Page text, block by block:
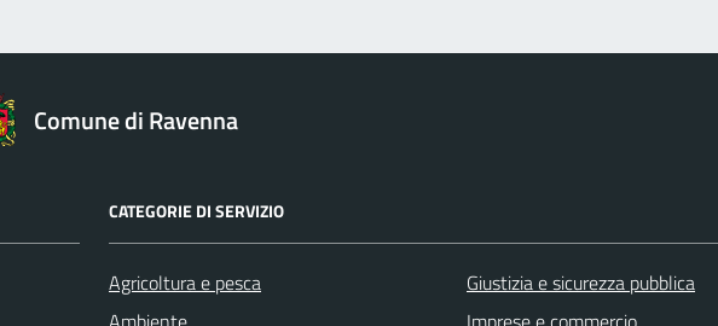
Comune di Ravenna
CATEGORIE DI SERVIZIO
Agricoltura e pesca
Giustizia e sicurezza pubblica